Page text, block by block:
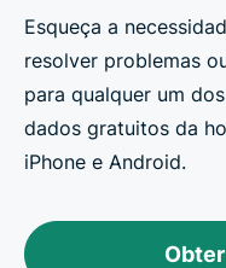
Esqueça a
resolver problemas
para qualquer um
dados gratuitos da
iPhone e Android.